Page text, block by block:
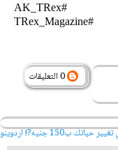
#AK_TRex
#TRex_Magazine
حياتك ب150 جنيه?! أردوينو